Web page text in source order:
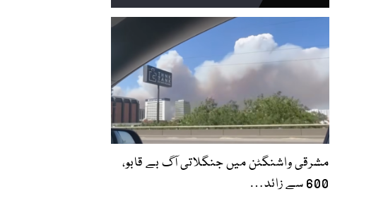
مشرقی واشنگٹن میں جنگلاتی آگ بے قابو،
600 سے زائد…